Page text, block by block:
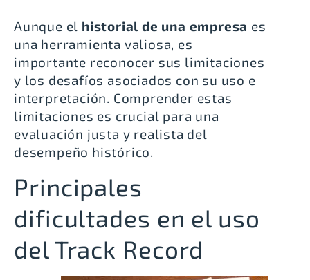
Aunque el historial de una empresa es
una herramienta valiosa, es
importante reconocer sus limitaciones
y los desafíos asociados con su uso e
interpretación. Comprender estas
limitaciones es crucial para una
evaluación justa y realista del
desempeño histórico.
Principales
dificultades en el uso
del Track Record